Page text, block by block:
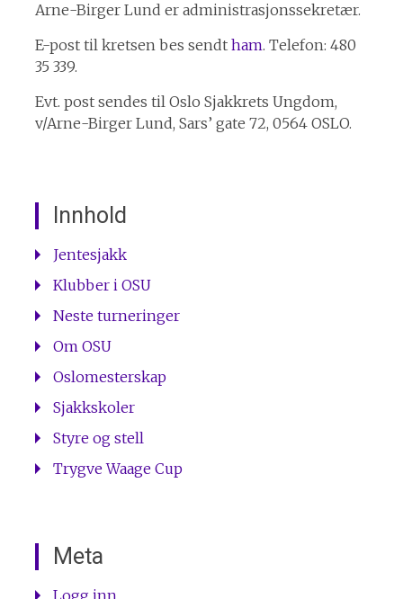
Arne-Birger Lund er administrasjonssekretær.
E-post til kretsen bes sendt ham. Telefon: 480
35 339.
Evt. post sendes til Oslo Sjakkrets Ungdom,
v/Arne-Birger Lund, Sars’ gate 72, 0564 OSLO.
Innhold
Jentesjakk
Klubber i OSU
Neste turneringer
Om OSU
Oslomesterskap
Sjakkskoler
Styre og stell
Trygve Waage Cup
Meta
Logg inn